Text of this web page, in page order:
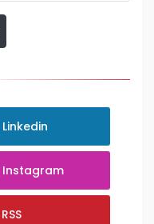
Linkedin
Instagram
RSS